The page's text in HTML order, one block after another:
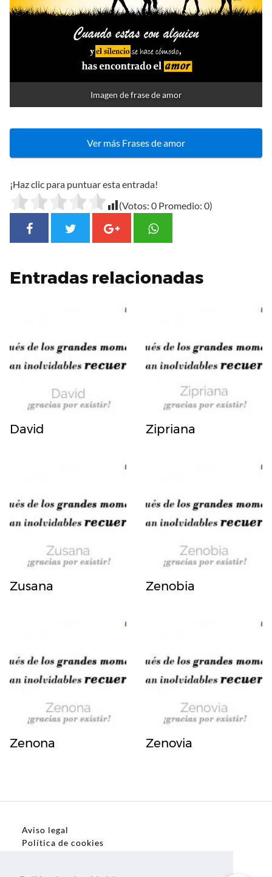
Imagen de frase de amor
Ver más Frases de amor
¡Haz clic para puntuar esta entrada!
(Votos: 0 Promedio: 0)
Entradas relacionadas
David Zipriana
Zusana Zenobia
Zenona Zenovia
Aviso legal
Política de cookies